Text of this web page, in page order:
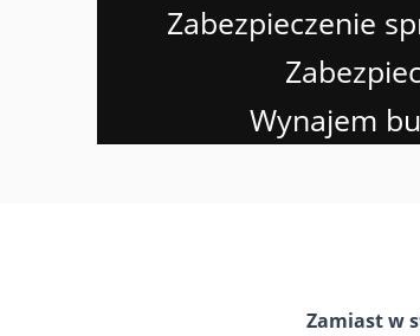
Zabezpieczenie
Wynajem
Zamiast w